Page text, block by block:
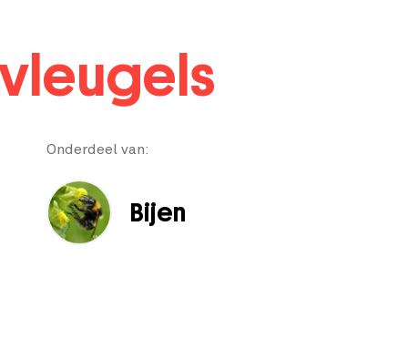
Onderdeel van:
Bijen